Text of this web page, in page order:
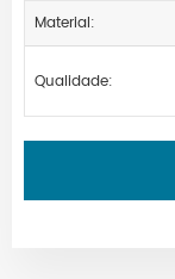
Material:
Qualidade: